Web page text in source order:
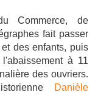
Commerce, de
fait passer
des enfants, puis
à 11
des ouvriers.
Danièle